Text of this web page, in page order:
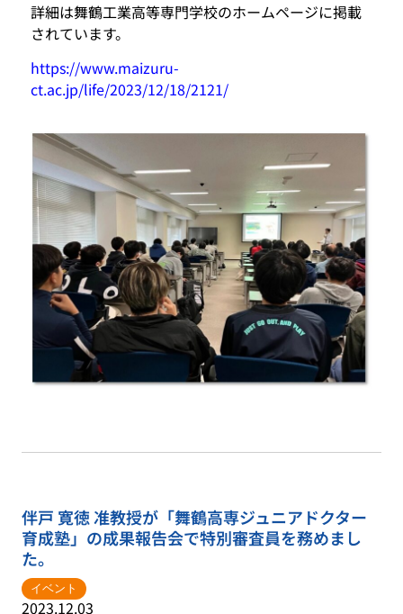
詳細は舞鶴工業高等専門学校のホームページに掲載
されています。
https://www.maizuru-
ct.ac.jp/life/2023/12/18/2121/
伴戸 寛徳 准教授が「舞鶴高専ジュニアドクター
育成塾」の成果報告会で特別審査員を務めまし
た。
イベント
2023.12.03